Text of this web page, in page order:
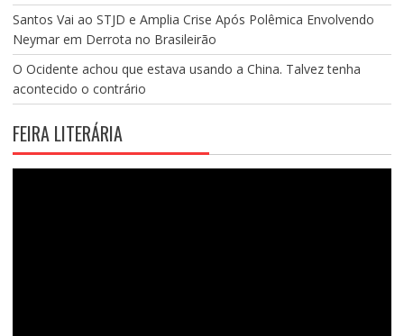
Santos Vai ao STJD e Amplia Crise Após Polêmica Envolvendo
Neymar em Derrota no Brasileirão
O Ocidente achou que estava usando a China. Talvez tenha
acontecido o contrário
FEIRA LITERÁRIA